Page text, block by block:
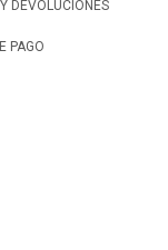
DEVOLUCIONES
PAGO